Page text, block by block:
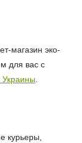
магазин эко-
для вас с
Украины
курьеры,